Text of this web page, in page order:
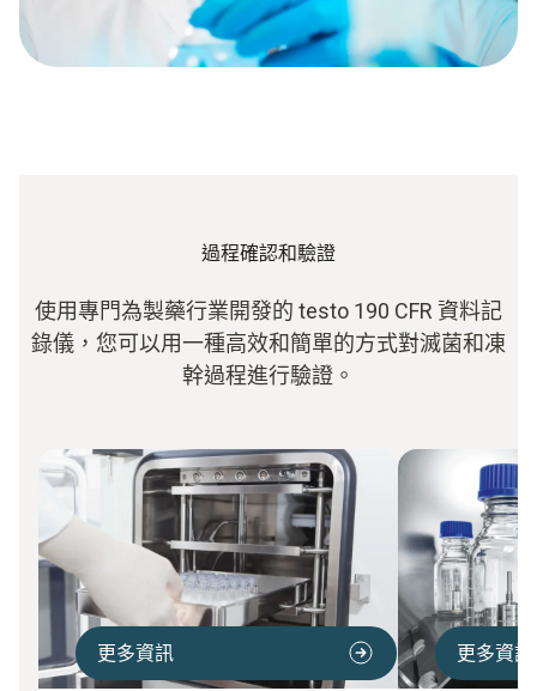
過程確認和驗證
使用專門為製藥行業開發的 testo 190 CFR 資料記
錄儀，您可以用一種高效和簡單的方式對滅菌和凍
幹過程進行驗證。
更多資訊 更多資訊